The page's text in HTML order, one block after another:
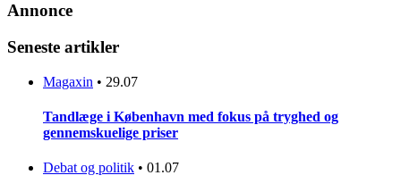
Annonce
Seneste artikler
Magaxin • 29.07
Tandlæge i København med fokus på tryghed og
gennemskuelige priser
Debat og politik • 01.07